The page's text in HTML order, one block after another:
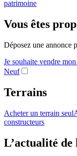
patrimoine
Vous êtes
Déposez une annonce
Je souhaite vendre
Neuf
Terrains
Acheter un terrain seul
constructeurs
L’actualité